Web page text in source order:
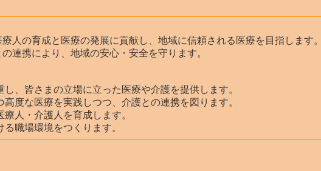
人の育成と医療の発展に貢献し、地域に信頼される医療を目指します。
連携により、地域の安心・安全を守ります。
、皆さまの立場に立った医療や介護を提供します。
度な医療を実践しつつ、介護との連携を図ります。
人・介護人を育成します。
職場環境をつくります。